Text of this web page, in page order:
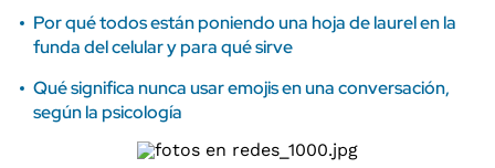
Por qué todos están poniendo una hoja de laurel en la
funda del celular y para qué sirve
Qué significa nunca usar emojis en una conversación,
según la psicología